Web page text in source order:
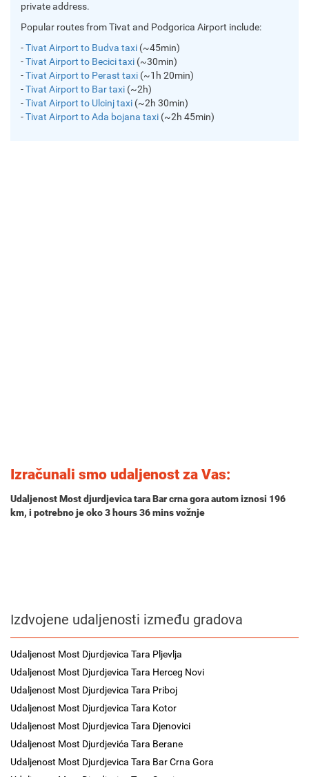
private address.
Popular routes from Tivat and Podgorica Airport include:
-Tivat Airport to Budva taxi (~45min)
-Tivat Airport to Becici taxi (~30min)
-Tivat Airport to Perast taxi (~1h 20min)
-Tivat Airport to Bar taxi (~2h)
-Tivat Airport to Ulcinj taxi (~2h 30min)
-Tivat Airport to Ada bojana taxi (~2h 45min)
Izračunali smo udaljenost za Vas:
Udaljenost Most djurdjevica tara Bar crna gora autom iznosi 196
km, i potrebno je oko3 hours 36 minsvožnje
Izdvojene udaljenosti između gradova
Udaljenost Most Djurdjevica Tara Pljevlja
Udaljenost Most Djurdjevica Tara Herceg Novi
Udaljenost Most Djurdjevica Tara Priboj
Udaljenost Most Djurdjevica Tara Kotor
Udaljenost Most Djurdjevica Tara Djenovici
Udaljenost Most Djurdjevića Tara Berane
Udaljenost Most Djurdjevica Tara Bar Crna Gora